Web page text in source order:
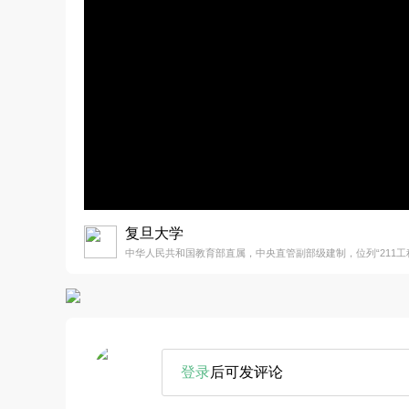
复旦大学
中华人民共和国教育部直属，中央直管副部级建制，位列“211工
登录后可发评论